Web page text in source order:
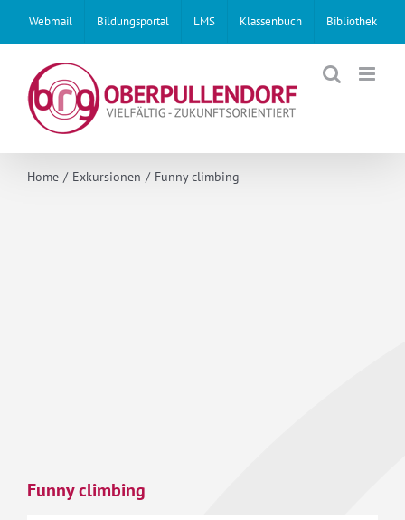
content
Webmail Bildungsportal LMS Klassenbuch Bibliothek
Home Exkursionen Funny climbing
Funny climbing